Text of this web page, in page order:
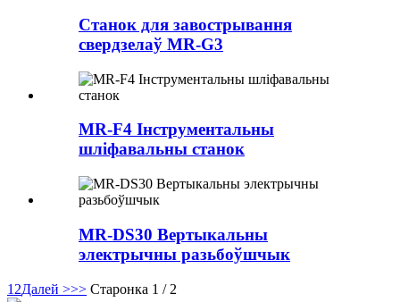
Станок для завострывання
свердзелаў MR-G3
MR-F4 Інструментальны
шліфавальны станок
MR-DS30 Вертыкальны
электрычны разьбоўшчык
1 2Далей >>> Старонка 1 / 2